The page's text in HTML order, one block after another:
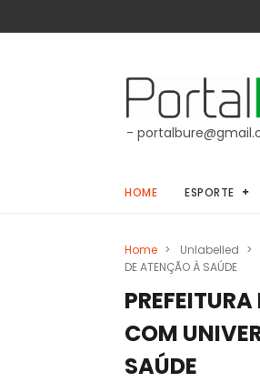
-
HOME ESPORTE
Home > Unlabelled >
DE ATENÇÃO À SAÚDE
COM
SAÚDE